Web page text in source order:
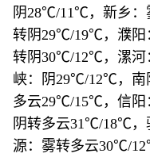
阴28℃/11℃，新乡
转阴29℃/19℃，濮阳
转阴30℃/12℃，漯河
峡：阴29℃/12℃，
多云29℃/15℃，信阳
阴转多云31℃/18℃
源：雾转多云30℃/